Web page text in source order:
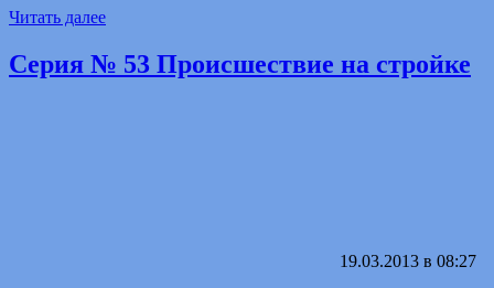
Читать далее
Серия № 53 Происшествие на стройке
19.03.2013 в 08:27